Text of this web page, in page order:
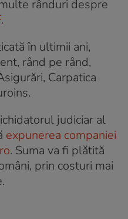
rânduri despre
.
în ultimii ani,
rând pe rând,
Carpatica
judiciar al
expunerea companiei
. Suma va fi plătită
prin costuri mai